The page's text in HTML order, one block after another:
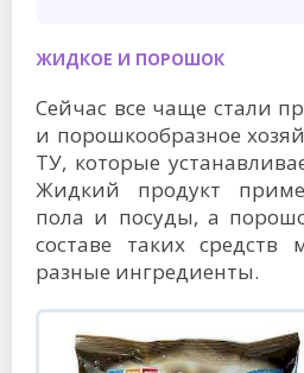
ЖИДКОЕ И ПОРОШОК
Сейчас все чаще стали
и порошкообразное
ТУ, которые
Жидкий продукт
пола и посуды, а
составе таких средств
разные ингредиенты.